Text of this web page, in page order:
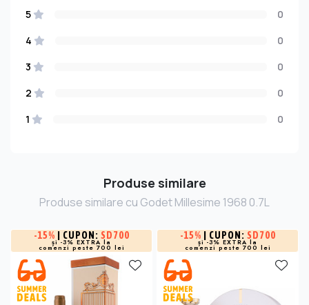
5
0
4
0
3
0
2
0
1
0
Produse similare
Produse similare cu Godet Millesime 1968 0.7L
-15% | CUPON: SD700
și -3% EXTRA la
comenzi peste 700 lei
-15% | CUPON: SD700
și -3% EXTRA la
comenzi peste 700 lei